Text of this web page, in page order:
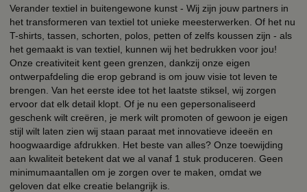
Verander textiel in buitengewone kunst - Wij zijn jouw partners in
het transformeren van textiel tot unieke meesterwerken. Of het nu
T-shirts, tassen, schorten, polos, petten of zelfs koussen zijn - als
het gemaakt is van textiel, kunnen wij het bedrukken voor jou!
Onze creativiteit kent geen grenzen, dankzij onze eigen
ontwerpafdeling die erop gebrand is om jouw visie tot leven te
brengen. Van het eerste idee tot het laatste stiksel, wij zorgen
ervoor dat elk detail klopt. Of je nu een gepersonaliseerd
geschenk wilt creëren, je merk wilt promoten of gewoon je eigen
stijl wilt laten zien wij staan paraat met innovatieve ideeën en
hoogwaardige afdrukken. Het beste van alles? Onze toewijding
aan kwaliteit betekent dat we al vanaf 1 stuk produceren. Geen
minimumaantallen om je zorgen over te maken, omdat we
geloven dat elke creatie belangrijk is.